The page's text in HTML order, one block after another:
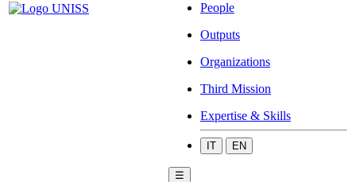
People
Outputs
Organizations
Third Mission
Expertise & Skills
IT EN
☰